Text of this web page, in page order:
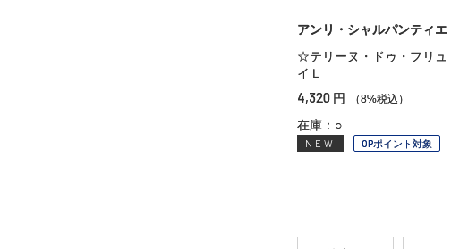
アンリ・シャルパンティエ
☆テリーヌ・ドゥ・フリュ
イＬ
4,320 円 （8%税込）
在庫：○
NEW OPポイント対象